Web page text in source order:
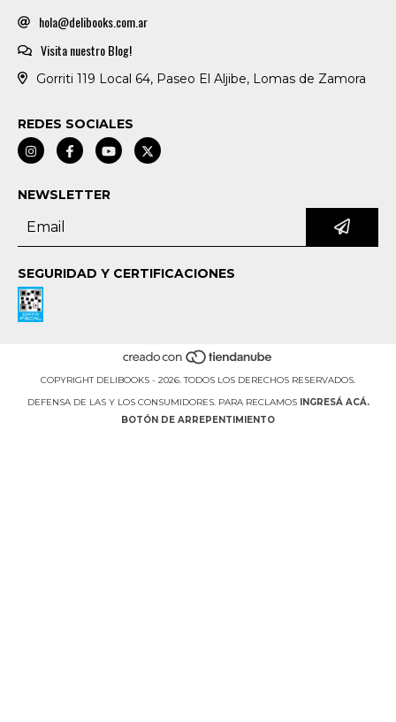
hola@delibooks.com.ar
Visita nuestro Blog!
Gorriti 119 Local 64, Paseo El Aljibe, Lomas de Zamora
REDES SOCIALES
NEWSLETTER
SEGURIDAD Y CERTIFICACIONES
COPYRIGHT DELIBOOKS - 2026. TODOS LOS DERECHOS RESERVADOS.
DEFENSA DE LAS Y LOS CONSUMIDORES. PARA RECLAMOS
INGRESÁ ACÁ.
BOTÓN DE ARREPENTIMIENTO